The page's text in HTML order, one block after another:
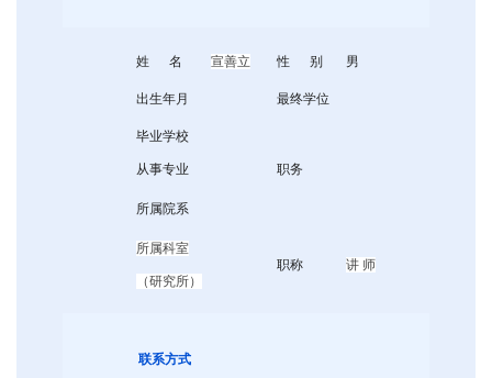
姓 名 宣善立 性 别 男
出生年月 最终学位
毕业学校
从事专业 职务
所属院系
所属科室
（研究所）
职称 讲 师
联系方式